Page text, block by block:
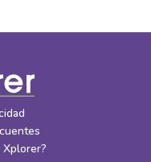
Xplorer?